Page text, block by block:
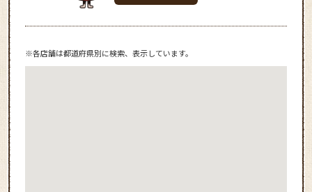
※各店舗は都道府県別に検索、表示しています。